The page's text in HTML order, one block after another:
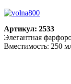
Артикул: 2533
Элегантная
Вместимость: 250